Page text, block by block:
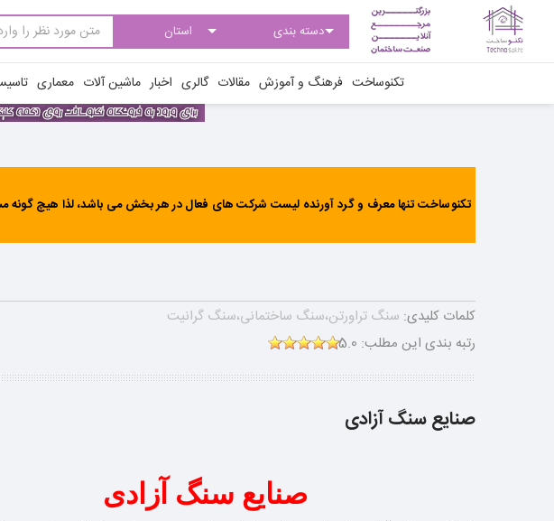
تکنوساخت فرهنگ و آموزش مقالات گالری اخبار ماشین آلات معماری
تکنوساخت تنها معرف و گرد آورنده لیست شرکت های فعال در هر بخش می باشد، لذا هیچ گونه
کلمات کلیدی: سنگ تراورتن،سنگ ساختمانی،سنگ گرانیت
رتبه بندی این مطلب: 5.0
صنایع سنگ آزادی
صنایع سنگ آزادی